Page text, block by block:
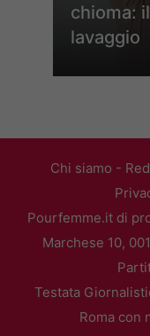
chioma:
lavaggio
Chi siamo -
Pourfemme.it di
Marchese 10,
Testata
Roma con